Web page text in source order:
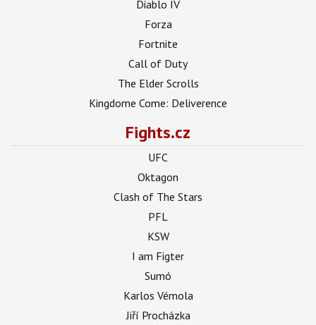
Diablo IV
Forza
Fortnite
Call of Duty
The Elder Scrolls
Kingdome Come: Deliverence
Fights.cz
UFC
Oktagon
Clash of The Stars
PFL
KSW
I am Figter
Sumó
Karlos Vémola
Jiří Procházka